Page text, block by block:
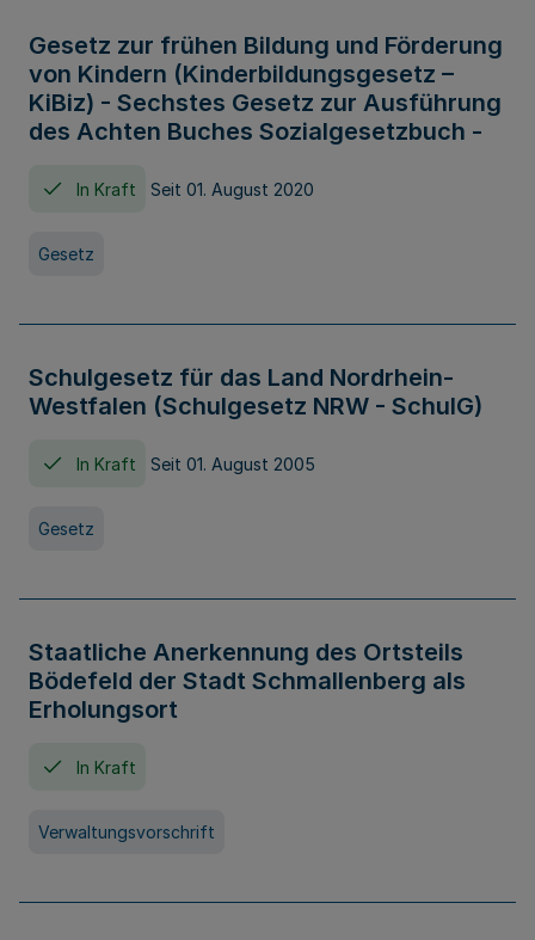
Gesetz zur frühen Bildung und Förderung
von Kindern (Kinderbildungsgesetz –
KiBiz) - Sechstes Gesetz zur Ausführung
des Achten Buches Sozialgesetzbuch -
In Kraft Seit 01. August 2020
Gesetz
Schulgesetz für das Land Nordrhein-
Westfalen (Schulgesetz NRW - SchulG)
In Kraft Seit 01. August 2005
Gesetz
Staatliche Anerkennung des Ortsteils
Bödefeld der Stadt Schmallenberg als
Erholungsort
In Kraft
Verwaltungsvorschrift